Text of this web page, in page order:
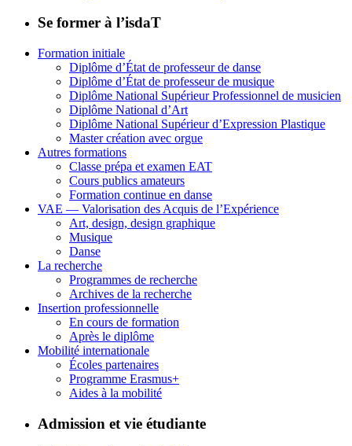
Se former à l’isdaT
Formation initiale
Diplôme d’État de professeur de danse
Diplôme d’État de professeur de musique
Diplôme National Supérieur Professionnel de musicien
Diplôme National d’Art
Diplôme National Supérieur d’Expression Plastique
Master création avec orgue
Autres formations
Classe prépa et examen EAT
Cours publics amateurs
Formation continue en danse
VAE — Valorisation des Acquis de l’Expérience
Art, design, design graphique
Musique
Danse
La recherche
Programmes de recherche
Archives de la recherche
Insertion professionnelle
En cours de formation
Après le diplôme
Mobilité internationale
Écoles partenaires
Programme Erasmus+
Aides à la mobilité
Admission et vie étudiante